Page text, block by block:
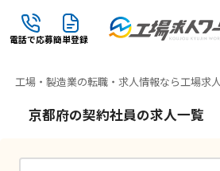
電話で応募簡単登録
工場・製造業の転職・求人情報なら工場求
京都府の契約社員の求人一覧